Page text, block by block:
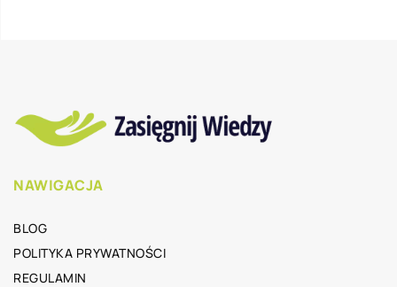
NAWIGACJA
BLOG
POLITYKA PRYWATNOŚCI
REGULAMIN